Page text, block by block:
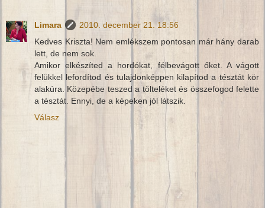
Limara
2010. december 21. 18:56
Kedves Kriszta! Nem emlékszem pontosan már hány darab
lett, de nem sok.
Amikor elkészíted a hordókat, félbevágott őket. A vágott
felükkel lefordítod és tulajdonképpen kilapítod a tésztát kör
alakúra. Közepébe teszed a tölteléket és összefogod felette
a tésztát. Ennyi, de a képeken jól látszik.
Válasz